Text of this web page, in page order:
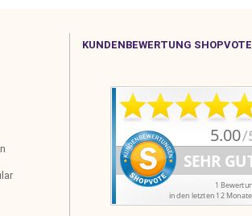
KUNDENBEWERTUNG SHOPVOTE